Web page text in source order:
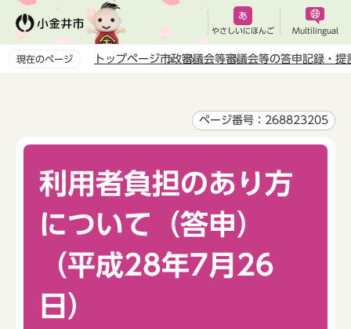
ペ
やさしいにほんご Multilingual
現在のページ トップページ市政審議会等審議会等の答申記録・提
ページ番号：268823205
利用者負担のあり方
について（答申）
（平成28年7月26
日）